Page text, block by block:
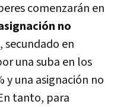
comenzarán en
no
secundado en
una suba en los
y una asignación no
tanto, para